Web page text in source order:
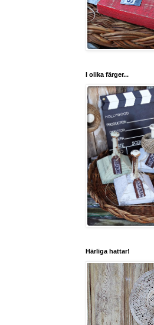
I olika färger...
Härliga hattar!